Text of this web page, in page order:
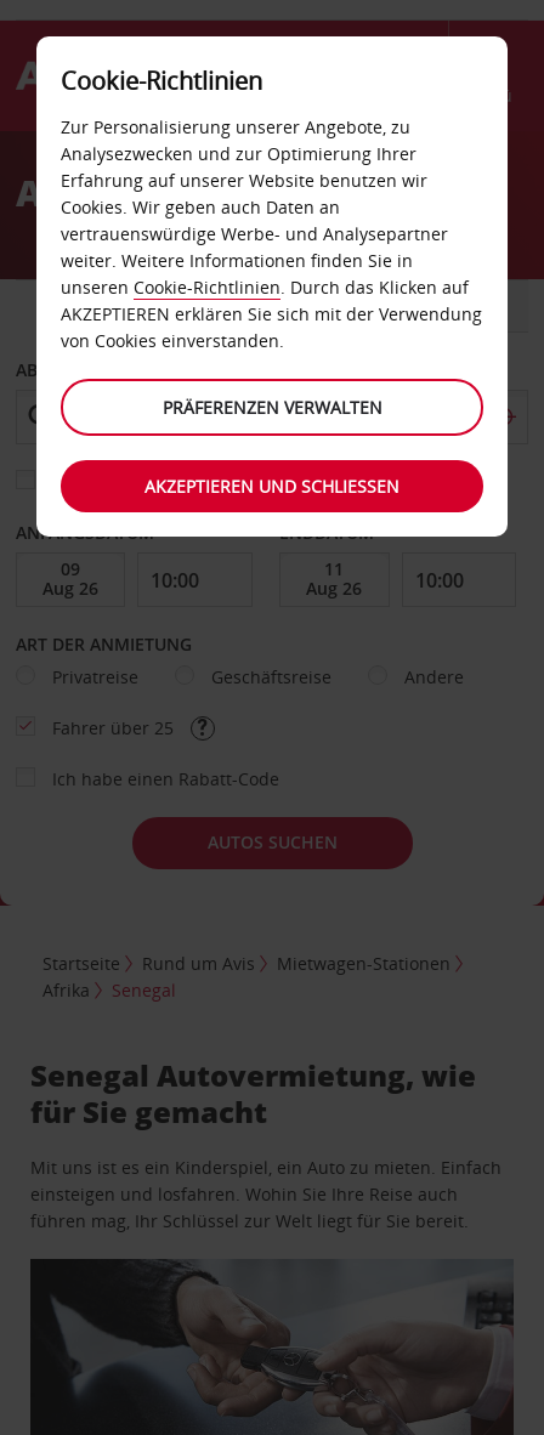
Menü
AvisAutovermietung Senegal
FAHRZEUG TRANSPORTER
ABHOLEN VON
Eine andere Rückgabestation auswählen
ANFANGSDATUM ENDDATUM
ART DER ANMIETUNG
Privatreise
Geschäftsreise Andere
Fahrer über 25
Ich habe einen Rabatt-Code
AUTOS SUCHEN
Startseite Rund um Avis
Mietwagen-Stationen
Afrika
Senegal
Senegal Autovermietung, wie
für Sie gemacht
Mit uns ist es ein Kinderspiel, ein Auto zu mieten. Einfach
einsteigen und losfahren. Wohin Sie Ihre Reise auch
führen mag, Ihr Schlüssel zur Welt liegt für Sie bereit.
Cookie-Richtlinien
Zur Personalisierung unserer Angebote, zu
Analysezwecken und zur Optimierung Ihrer
Erfahrung auf unserer Website benutzen wir
Cookies. Wir geben auch Daten an
vertrauenswürdige Werbe- und Analysepartner
weiter. Weitere Informationen finden Sie in
unseren Cookie-Richtlinien. Durch das Klicken auf
AKZEPTIEREN erklären Sie sich mit der Verwendung
von Cookies einverstanden.
PRÄFERENZEN VERWALTEN
AKZEPTIEREN UND SCHLIESSEN